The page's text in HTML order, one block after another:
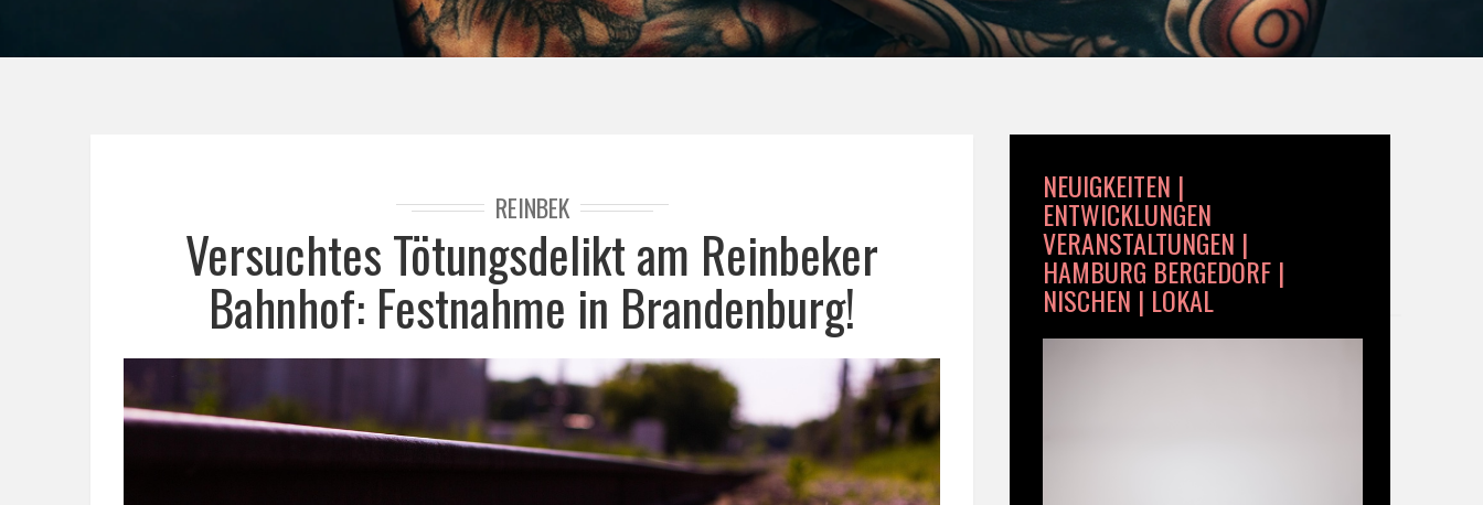
REINBEK
Versuchtes Tötungsdelikt am Reinbeker
Bahnhof: Festnahme in Brandenburg!
NEUIGKEITEN |
ENTWICKLUNGEN
VERANSTALTUNGEN |
HAMBURG BERGEDORF |
NISCHEN | LOKAL